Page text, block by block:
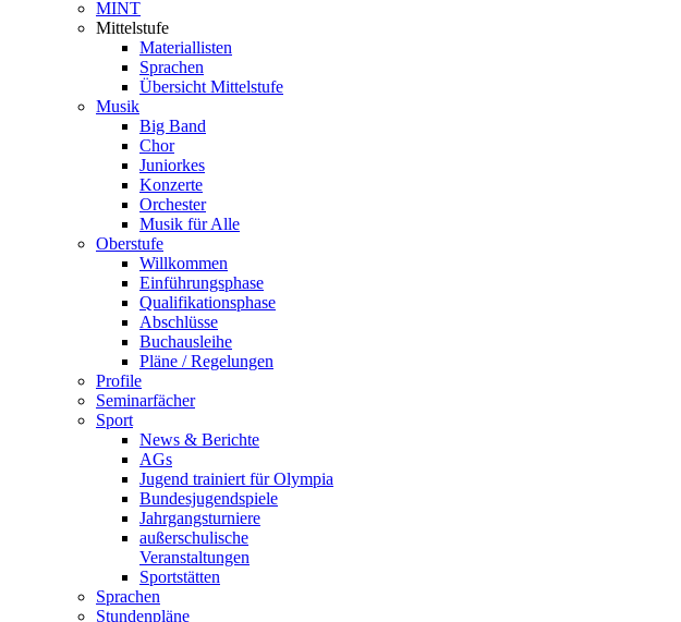
MINT
Mittelstufe
Materiallisten
Sprachen
Übersicht Mittelstufe
Musik
Big Band
Chor
Juniorkes
Konzerte
Orchester
Musik für Alle
Oberstufe
Willkommen
Einführungsphase
Qualifikationsphase
Abschlüsse
Buchausleihe
Pläne / Regelungen
Profile
Seminarfächer
Sport
News & Berichte
AGs
Jugend trainiert für Olympia
Bundesjugendspiele
Jahrgangsturniere
außerschulische
Veranstaltungen
Sportstätten
Sprachen
Stundenpläne